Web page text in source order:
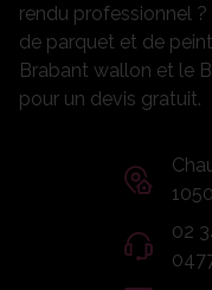
rendu professionnel
de parquet et de
Brabant wallon et le
pour un devis gratuit.
02